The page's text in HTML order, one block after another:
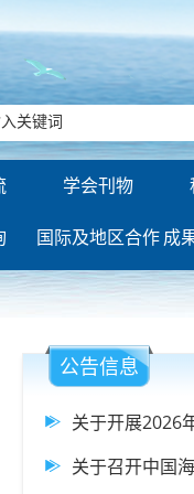
学会刊物
国际及地区合作 成
公告信息
关于开展2026
关于召开中国